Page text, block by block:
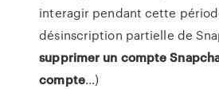
interagir pendant cette
désinscription partielle de
supprimer un compte
compte...)